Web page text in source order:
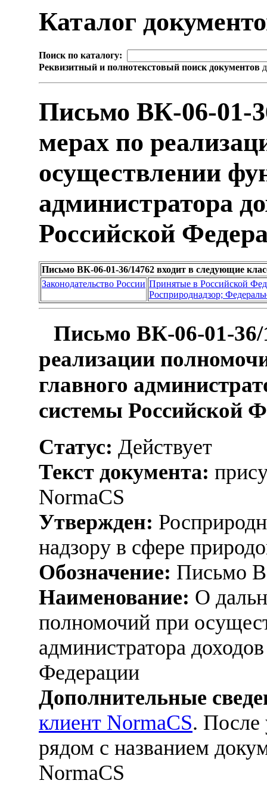
Каталог
Поиск по каталогу:
Реквизитный и полнотекстовый поиск документов
Письмо ВК-06-01-
мерах по
осуществлении
администратора
Российской
Письмо ВК-06-01-36/14762 входит в следующие
Законодательство России Принятые в Российской
Росприроднадзор;
Письмо ВК-06-01-
реализации
главного
системы Российской
Статус: Действует
Текст документа:
NormaCS
Утвержден:
надзору в сфере
Обозначение: Письмо
Наименование: О
полномочий при
администратора
Федерации
Дополнительные
клиент NormaCS. После
рядом с названием
NormaCS